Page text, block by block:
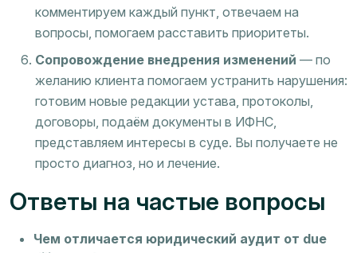
комментируем каждый пункт, отвечаем на
вопросы, помогаем расставить приоритеты.
Сопровождение внедрения изменений — по
желанию клиента помогаем устранить нарушения:
готовим новые редакции устава, протоколы,
договоры, подаём документы в ИФНС,
представляем интересы в суде. Вы получаете не
просто диагноз, но и лечение.
Ответы на частые вопросы
Чем отличается юридический аудит от due